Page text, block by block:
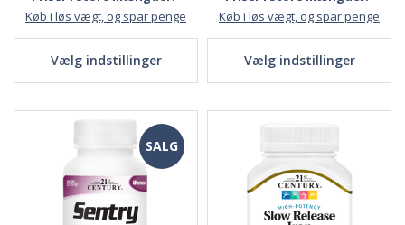
Køb i løs vægt, og spar penge
Vælg indstillinger
Køb i løs vægt, og spar penge
Vælg indstillinger
SALG